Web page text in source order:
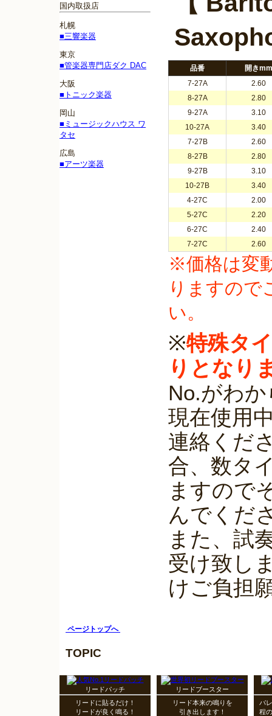
国内取扱店
札幌
■三響楽器
東京
■管楽器専門店ダク DAC
大阪
■トニック楽器
岡山
■ミュージックハウス ワ
タセ
広島
■アーツ楽器
品番
開きmm
7-27A
2.60
8-27A
2.80
9-27A
3.10
10-27A
3.40
7-27B
2.60
8-27B
2.80
9-27B
3.10
10-27B
3.40
4-27C
2.00
5-27C
2.20
6-27C
2.40
7-27C
2.60
※価格は変
りますので
い。
※特殊タ
りとなり
No.がわ
現在使用
連絡くだ
合、数タ
ますので
んでくだ
また、試
受け致し
けご負担
ページトップへ
TOPIC
リードパッチ
リードに貼るだけ！
リードが良く鳴る！
リードブースター
リード本来の鳴りを
引き出します！
バ
程